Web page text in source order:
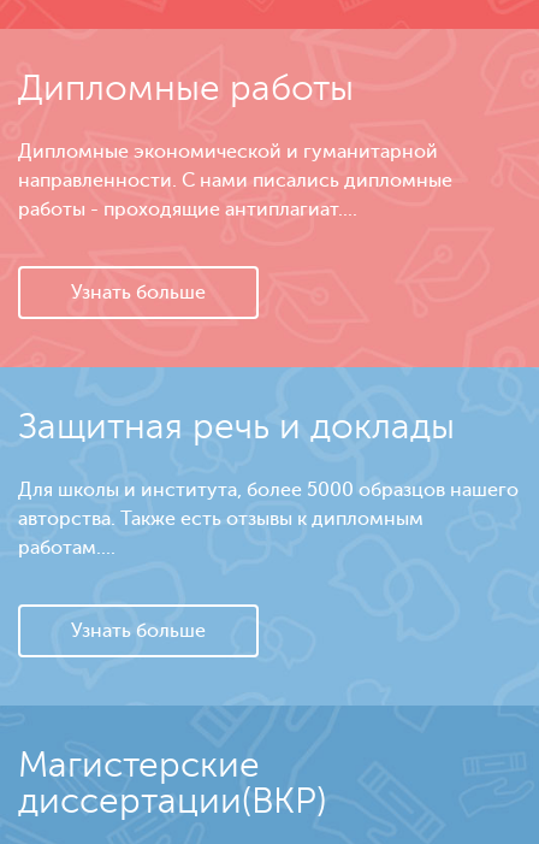
Дипломные работы
Дипломные экономической и гуманитарной
направленности. С нами писались дипломные
работы - проходящие антиплагиат....
Узнать больше
Защитная речь и доклады
Для школы и института, более 5000 образцов нашего
авторства. Также есть отзывы к дипломным
работам....
Узнать больше
Магистерские
диссертации(ВКР)